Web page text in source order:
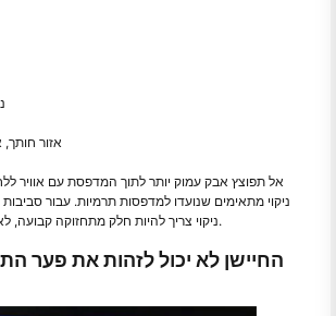
· אזור
אל תפוצץ אבק עמוק יותר לתוך המדפסת עם אוויר
ניקוי מתאימים שנועדו למדפסות תרמיות. עבור
ניקוי צריך להיות חלק מתחזוקה קבועה, לא רק תגובה לאחר ריבוי.